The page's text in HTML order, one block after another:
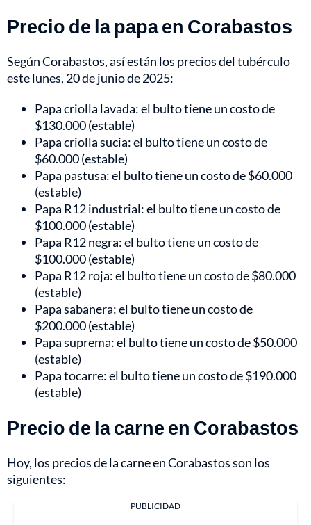
Precio de la papa en Corabastos
Según Corabastos, así están los precios del tubérculo
este lunes, 20 de junio de 2025:
Papa criolla lavada: el bulto tiene un costo de
$130.000 (estable)
Papa criolla sucia: el bulto tiene un costo de
$60.000 (estable)
Papa pastusa: el bulto tiene un costo de $60.000
(estable)
Papa R12 industrial: el bulto tiene un costo de
$100.000 (estable)
Papa R12 negra: el bulto tiene un costo de
$100.000 (estable)
Papa R12 roja: el bulto tiene un costo de $80.000
(estable)
Papa sabanera: el bulto tiene un costo de
$200.000 (estable)
Papa suprema: el bulto tiene un costo de $50.000
(estable)
Papa tocarre: el bulto tiene un costo de $190.000
(estable)
Precio de la carne en Corabastos
Hoy, los precios de la carne en Corabastos son los
siguientes:
PUBLICIDAD